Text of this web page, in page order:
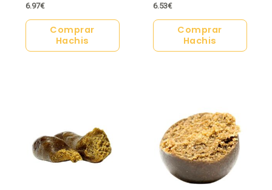
6.97€
Comprar
Hachis
6.53€
Comprar
Hachis